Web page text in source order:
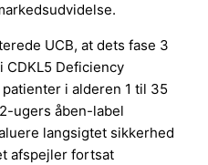
UCB, at dets fase 3
CDKL5 Deficiency
i alderen 1 til 35
ugers åben-label
langsigtet sikkerhed
afspejler fortsat